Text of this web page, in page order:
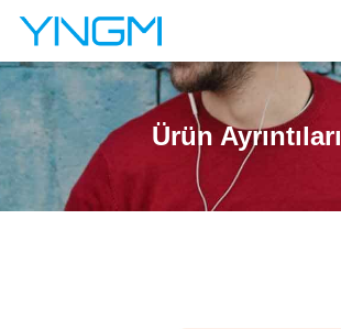
Ürün Ayrıntıları